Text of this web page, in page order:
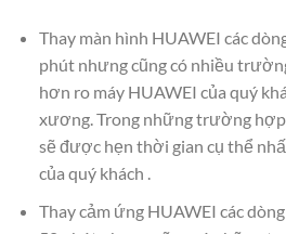
Thay màn hình HUAWEI các
phút nhưng cũng có nhiều
hơn ro máy HUAWEI của quý
xương. Trong những trường
sẽ được hẹn thời gian cụ thể
của quý khách .
Thay cảm ứng HUAWEI các